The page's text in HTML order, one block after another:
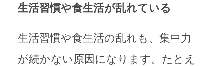
生活習慣や食生活が乱れている
生活習慣や食生活の乱れも、集中力
が続かない原因になります。たとえ